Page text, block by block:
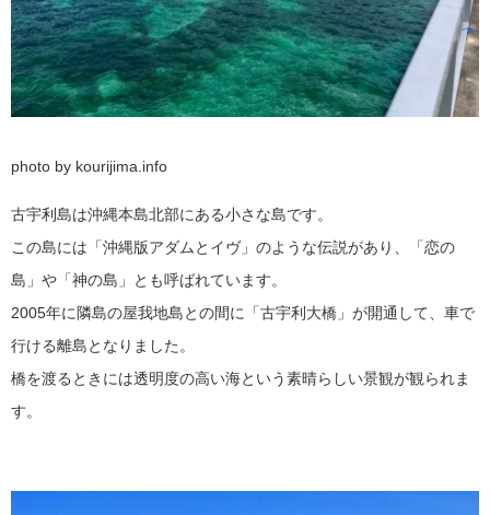
photo by kourijima.info
古宇利島は沖縄本島北部にある小さな島です。
この島には「沖縄版アダムとイヴ」のような伝説があり、「恋の
島」や「神の島」とも呼ばれています。
2005年に隣島の屋我地島との間に「古宇利大橋」が開通して、車で
行ける離島となりました。
橋を渡るときには透明度の高い海という素晴らしい景観が観られま
す。